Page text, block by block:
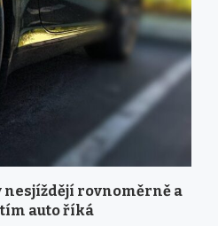
nesjíždějí rovnoměrně a
tím auto říká